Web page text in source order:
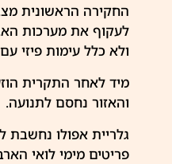
החקירה הראשונית
לעקוף את מערכות
ולא כלל עימות פיזי
מיד לאחר התקרית
והאזור נחסם לתנועה.
גלריית אפולו
פריטים מימי לואי